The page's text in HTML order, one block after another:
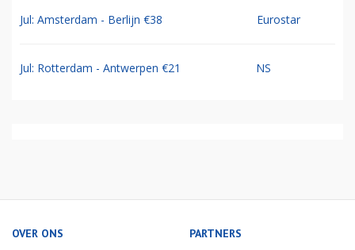
Jul: Amsterdam - Berlijn €38 Eurostar
Jul: Rotterdam - Antwerpen €21 NS
OVER ONS PARTNERS